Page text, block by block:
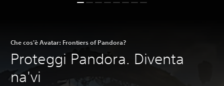
Che cos'è Avatar: Frontiers of Pandora?
Proteggi Pandora. Diventa
na'vi